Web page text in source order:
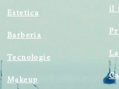
Estetica
Barberia
Tecnologie
Makeup
il